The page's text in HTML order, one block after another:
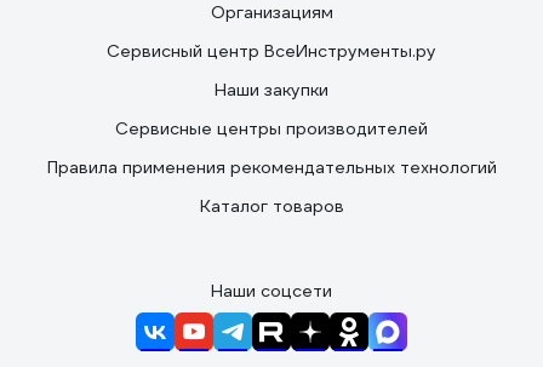
Организациям
Сервисный центр ВсеИнструменты.ру
Наши закупки
Сервисные центры производителей
Правила применения рекомендательных технологий
Каталог товаров
Наши соцсети